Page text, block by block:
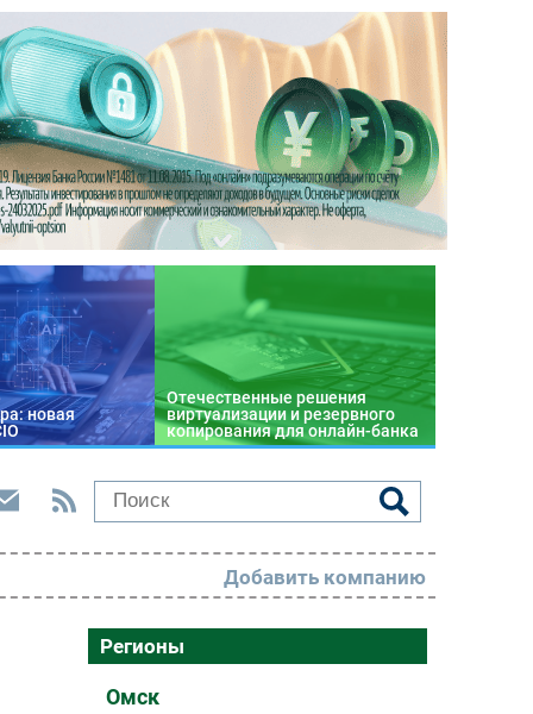
новая
Отечественные решения
виртуализации и резервного
копирования для онлайн-банка
РАЗДЕЛЫ
Новости
Добавить компанию
Регионы
Омск